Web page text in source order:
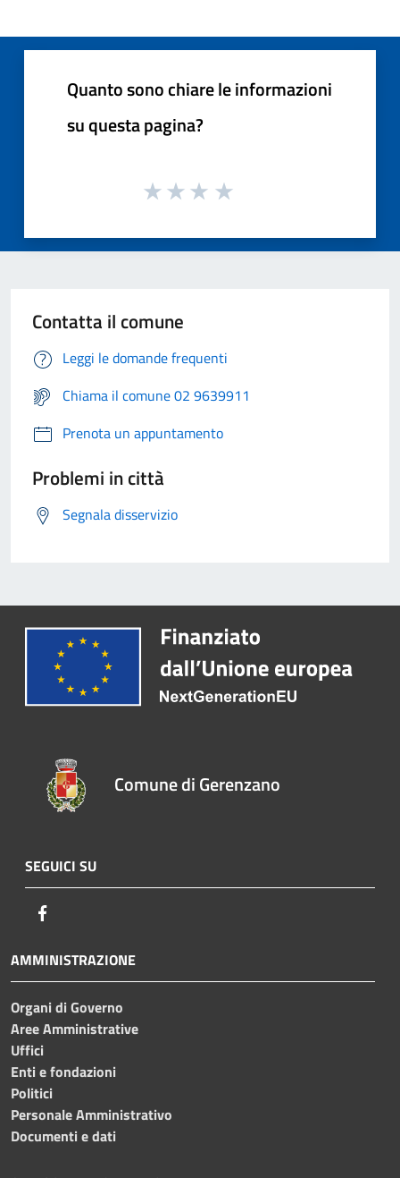
Quanto sono chiare le informazioni
su questa pagina?
Contatta il comune
Leggi le domande frequenti
Chiama il comune 02 9639911
Prenota un appuntamento
Problemi in città
Segnala disservizio
Comune di Gerenzano
SEGUICI SU
AMMINISTRAZIONE
Organi di Governo
Aree Amministrative
Uffici
Enti e fondazioni
Politici
Personale Amministrativo
Documenti e dati